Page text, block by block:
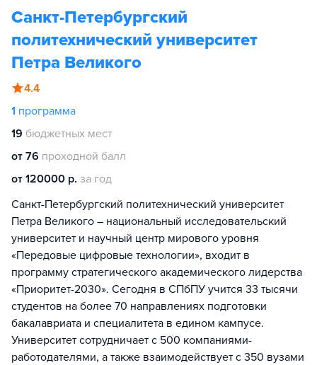
Санкт-Петербургский
политехнический университет
Петра Великого
4.4
1 программа
19 бюджетных мест
от 76 проходной балл
от 120000 р. за год
Санкт-Петербургский политехнический университет
Петра Великого – национальный исследовательский
университет и научный центр мирового уровня
«Передовые цифровые технологии», входит в
программу стратегического академического лидерства
«Приоритет-2030». Сегодня в СПбПУ учится 33 тысячи
студентов на более 70 направлениях подготовки
бакалавриата и специалитета в едином кампусе.
Университет сотрудничает с 500 компаниями-
работодателями, а также взаимодействует с 350 вузами